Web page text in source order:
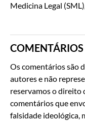
Medicina Legal
COMENTÁRIOS
Os comentários são
autores e não
reservamos o direito
comentários que
falsidade ideológica,